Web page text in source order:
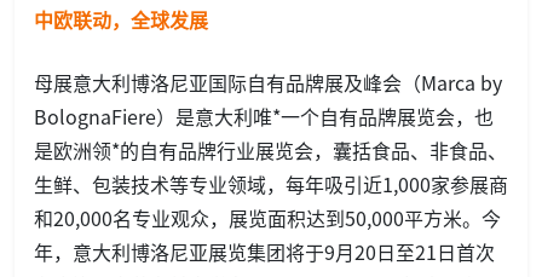
中欧联动，全球发展
母展意大利博洛尼亚国际自有品牌展及峰会（Marca by
BolognaFiere）是意大利唯*一个自有品牌展览会，也
是欧洲领*的自有品牌行业展览会，囊括食品、非食品、
生鲜、包装技术等专业领域，每年吸引近1,000家参展商
和20,000名专业观众，展览面积达到50,000平方米。今
年，意大利博洛尼亚展览集团将于9月20日至21日首次